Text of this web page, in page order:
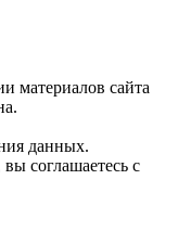
материалов сайта
данных.
соглашаетесь с